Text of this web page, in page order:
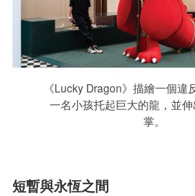
《Lucky Dragon》描繪一個違
一名小孩托起巨大的龍，並
掌。
短暫與永恆之間